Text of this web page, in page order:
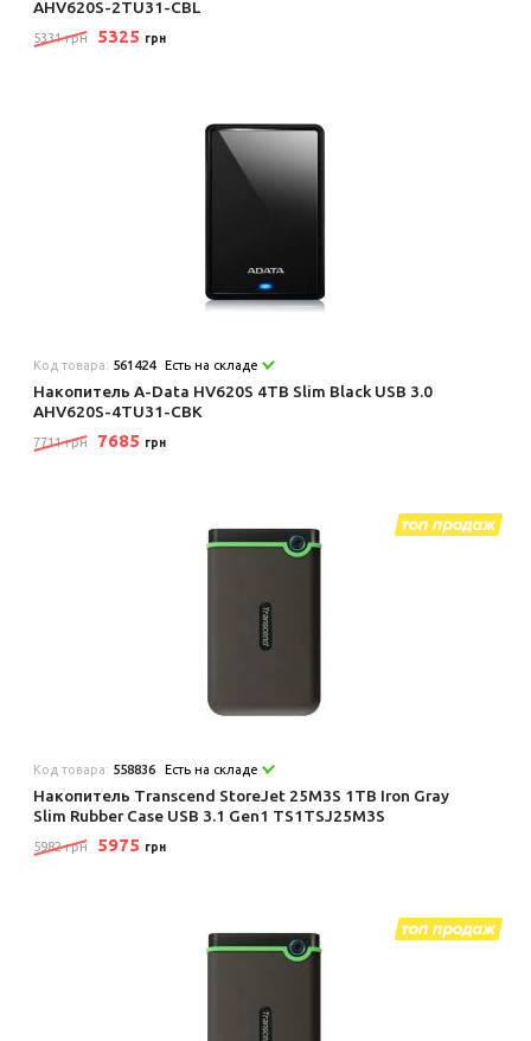
AHV620S-2TU31-CBL
5331 грн 5325 грн
Код товара: 561424 Есть на складе
Накопитель A-Data HV620S 4TB Slim Black USB 3.0
AHV620S-4TU31-CBK
7711 грн 7685 грн
Код товара: 558836 Есть на складе
Накопитель Transcend StoreJet 25M3S 1TB Iron Gray
Slim Rubber Case USB 3.1 Gen1 TS1TSJ25M3S
5982 грн 5975 грн